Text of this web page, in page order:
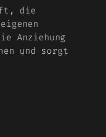
die
Anziehung
und sorgt